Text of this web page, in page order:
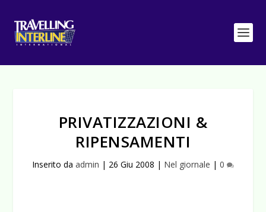
PRIVATIZZAZIONI &
RIPENSAMENTI
Inserito da admin | 26 Giu 2008 | Nel giornale | 0